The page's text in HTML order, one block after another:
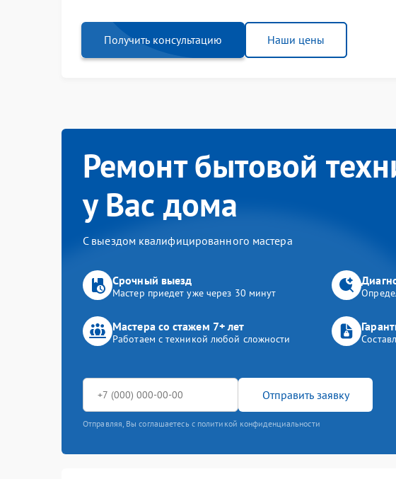
Получить консультацию Наши цены
Ремонт бытовой
у Вас дома
С выездом квалифицированного мастера
Срочный выезд
Мастер приедет уже через 30 минут
Мастера со стажем 7+ лет
Работаем с техникой любой сложности
Отправить заявку
Отправляя, Вы соглашаетесь с политикой конфиденциальности